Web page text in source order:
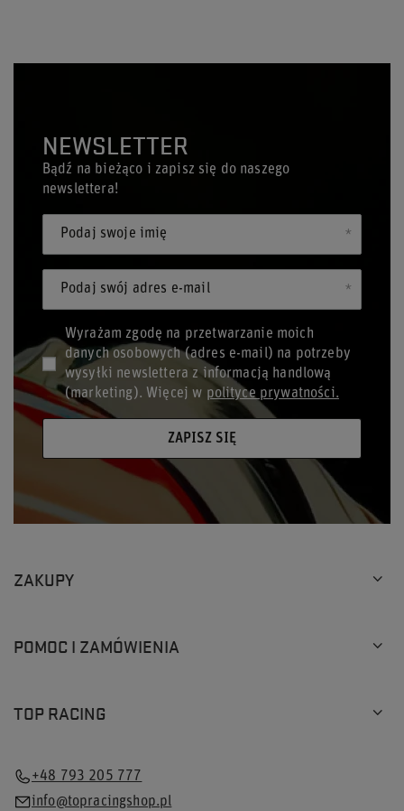
NEWSLETTER
Bądź na bieżąco i zapisz się do naszego
newslettera!
Podaj swoje imię
Podaj swój adres e-mail
Wyrażam zgodę na przetwarzanie moich
danych osobowych (adres e-mail) na potrzeby
wysyłki newslettera z informacją handlową
(marketing). Więcej w polityce prywatności.
ZAPISZ SIĘ
ZAKUPY
POMOC I ZAMÓWIENIA
TOP RACING
+48 793 205 777
info@topracingshop.pl